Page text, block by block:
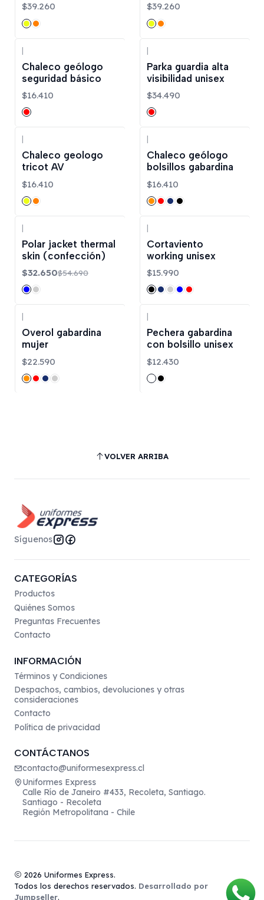
$39.260 $39.260
|
Chaleco geólogo
seguridad básico
$16.410
|
Parka guardia alta
visibilidad unisex
$34.490
Chaleco geologo
tricot AV
$16.410
Chaleco geólogo
bolsillos gabardina
$16.410
|
Polar jacket thermal
skin (confección)
$32.650$54.690
|
Cortaviento
working unisex
$15.990
Overol gabardina
mujer
$22.590
Pechera gabardina
con bolsillo unisex
$12.430
VOLVER ARRIBA
Síguenos
CATEGORÍAS
Productos
Quiénes Somos
Preguntas Frecuentes
Contacto
INFORMACIÓN
Términos y Condiciones
Despachos, cambios, devoluciones y otras
consideraciones
Contacto
Política de privacidad
CONTÁCTANOS
contacto@uniformesexpress.cl
Uniformes Express
Calle Río de Janeiro #433, Recoleta, Santiago.
Santiago - Recoleta
Región Metropolitana - Chile
2026 Uniformes Express.
Todos los derechos reservados. Desarrollado por
Jumpseller.